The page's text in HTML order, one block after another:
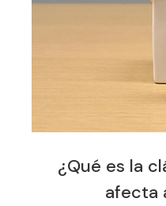
¿Qué es la
afecta